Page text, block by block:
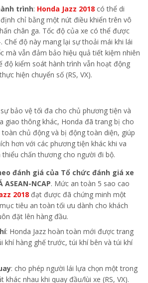
trình: Honda Jazz 2018 có thể di
chỉ bằng một nút điều khiển trên vô
chân ga. Tốc độ của xe có thể được
Chế độ này mang lại sự thoải mái khi lái
mà vẫn đảm bảo hiệu quả tiết kiệm nhiên
độ kiểm soát hành trình vẫn hoạt động
hiện chuyển số (RS, VX).
bảo vệ tối đa cho chủ phương tiện và
giao thông khác, Honda đã trang bị cho
toàn chủ động và bị động toàn diện, giúp
hơn với các phương tiện khác khi va
chấn thương cho người đi bộ.
đánh giá của Tổ chức đánh giá xe
NCAP. Mức an toàn 5 sao cao
2018 đạt được đã chứng minh một
tiêu an toàn tối ưu dành cho khách
đặt lên hàng đầu.
: Honda Jazz hoàn toàn mới được trang
khí hàng ghếtrước, túi khí bên và túi khí
: cho phép người lái lựa chọn một trong
khác nhau khi quay đầu/lùi xe (RS, VX).